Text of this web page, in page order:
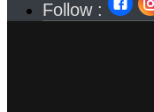
Follow :